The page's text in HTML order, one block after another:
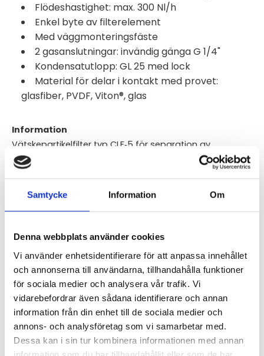
Samtycke Information Om
Denna webbplats använder cookies
Vi använder enhetsidentifierare för att anpassa innehållet
och annonserna till användarna, tillhandahålla funktioner
för sociala medier och analysera vår trafik. Vi
vidarebefordrar även sådana identifierare och annan
information från din enhet till de sociala medier och
annons- och analysföretag som vi samarbetar med.
Dessa kan i sin tur kombinera informationen med annan
Flödeshastighet: max. 300 Nl/h
Enkel byte av filterelement
Med väggmonteringsfäste
2 gasanslutningar: invändig gänga G 1/4"
Kondensatutlopp: GL 25 med lock
Material för delar i kontakt med provet:
glasfiber, PVDF, Viton®, glas
Information
Vätskepartikelfilter typ CLF‑5 för separation av
mikroskopiskt små flytande gasdroppar,
99,9999 % för partiklar > 0,1 µm, flödeshastighet: max.
300 Nl/h, tryck: max. 2 bar abs., provgastemperatur:
kondensat UT: GL 25, material: PVDF, glas, Viton®.
Tillämpningar
Vätskepartikelfiltret CLF-5, CLF-5/W är lämpliga för
filtrering av vätskepartiklar av alla slag och
rekommenderas för provgaser med en sur daggpunkt
över 100 °C. Exempel på tillämpningar är mätningar i
rökgaser från tungolja och stenkolsförbränning. Filtret